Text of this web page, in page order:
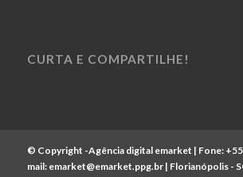
CURTA E COMPARTILHE!
© Copyright -Agência digital emarket | Fone:
mail: emarket@emarket.ppg.br| Florianópolis -